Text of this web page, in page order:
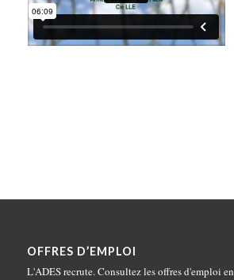
OFFRES D’EMPLOI
L'ADES recrute. Consultez les offres d'emploi en